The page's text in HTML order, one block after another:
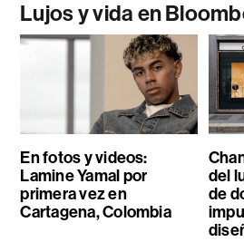
Lujos y vida en
En fotos y videos:
Lamine Yamal por
primera vez en
Cartagena, Colombia
del
de